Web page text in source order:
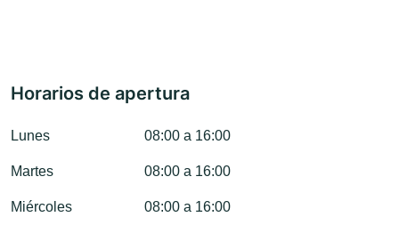
Horarios de apertura
Lunes 08:00 a 16:00
Martes 08:00 a 16:00
Miércoles 08:00 a 16:00